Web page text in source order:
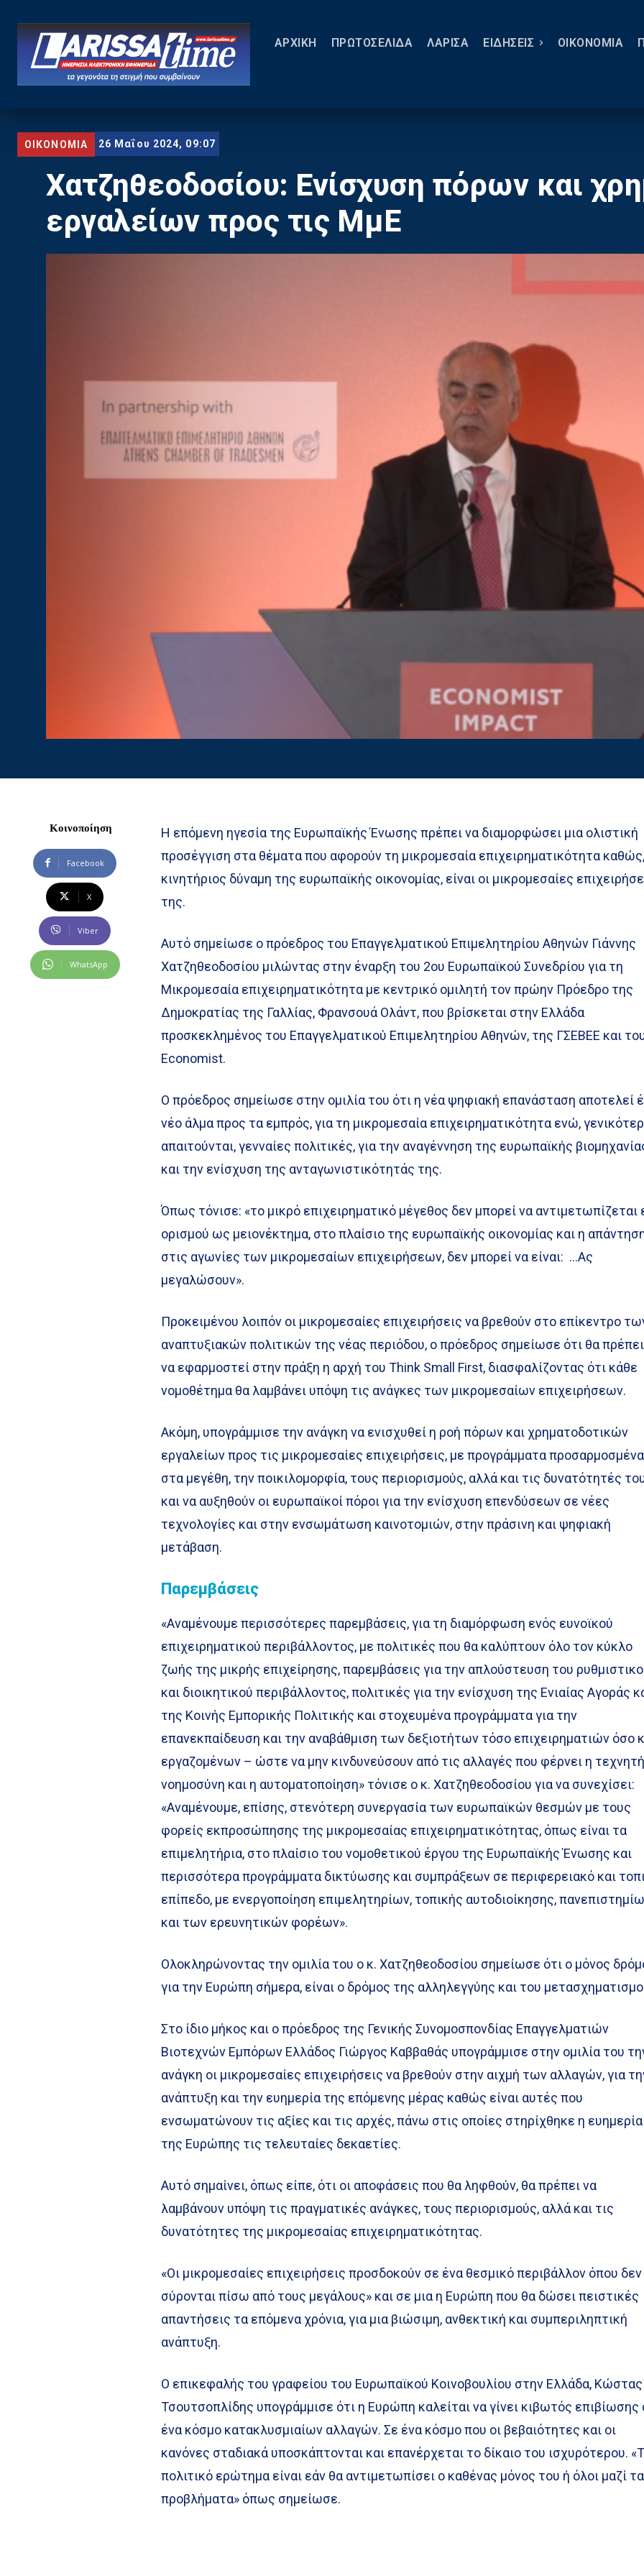
ΑΡΧΙΚΗ ΠΡΩΤΟΣΕΛΙΔΑ ΛΑΡΙΣΑ ΕΙΔΗΣΕΙΣ ΟΙΚΟΝΟΜΙΑ
ΟΙΚΟΝΟΜΙΑ 26 Μαΐου 2024, 09:07
Χατζηθεοδοσίου: Ενίσχυση πόρων και
εργαλείων προς τις ΜμΕ
Κοινοποίηση
Facebook
X
Viber
WhatsApp
Η επόμενη ηγεσία της Ευρωπαϊκής Ένωσης πρέπει να διαμορφώσει μια ολιστική
προσέγγιση στα θέματα που αφορούν τη μικρομεσαία επιχειρηματικότητα καθώς,
κινητήριος δύναμη της ευρωπαϊκής οικονομίας, είναι οι μικρομεσαίες
της.
Αυτό σημείωσε ο πρόεδρος του Επαγγελματικού Επιμελητηρίου Αθηνών Γιάννης
Χατζηθεοδοσίου μιλώντας στην έναρξη του 2ου Ευρωπαϊκού Συνεδρίου για τη
Μικρομεσαία επιχειρηματικότητα με κεντρικό ομιλητή τον πρώην Πρόεδρο της
Δημοκρατίας της Γαλλίας, Φρανσουά Ολάντ, που βρίσκεται στην Ελλάδα
προσκεκλημένος του Επαγγελματικού Επιμελητηρίου Αθηνών, της ΓΣΕΒΕΕ και
Economist.
Ο πρόεδρος σημείωσε στην ομιλία του ότι η νέα ψηφιακή επανάσταση αποτελεί
νέο άλμα προς τα εμπρός, για τη μικρομεσαία επιχειρηματικότητα ενώ,
απαιτούνται, γενναίες πολιτικές, για την αναγέννηση της ευρωπαϊκής
και την ενίσχυση της ανταγωνιστικότητάς της.
Όπως τόνισε: «το μικρό επιχειρηματικό μέγεθος δεν μπορεί να αντιμετωπίζεται
ορισμού ως μειονέκτημα, στο πλαίσιο της ευρωπαϊκής οικονομίας και η
στις αγωνίες των μικρομεσαίων επιχειρήσεων, δεν μπορεί να είναι: …Ας
μεγαλώσουν».
Προκειμένου λοιπόν οι μικρομεσαίες επιχειρήσεις να βρεθούν στο επίκεντρο
αναπτυξιακών πολιτικών της νέας περιόδου, ο πρόεδρος σημείωσε ότι θα πρέπει
να εφαρμοστεί στην πράξη η αρχή του Think Small First, διασφαλίζοντας ότι κάθε
νομοθέτημα θα λαμβάνει υπόψη τις ανάγκες των μικρομεσαίων επιχειρήσεων.
Ακόμη, υπογράμμισε την ανάγκη να ενισχυθεί η ροή πόρων και χρηματοδοτικών
εργαλείων προς τις μικρομεσαίες επιχειρήσεις, με προγράμματα προσαρμοσμένα
στα μεγέθη, την ποικιλομορφία, τους περιορισμούς, αλλά και τις δυνατότητές
και να αυξηθούν οι ευρωπαϊκοί πόροι για την ενίσχυση επενδύσεων σε νέες
τεχνολογίες και στην ενσωμάτωση καινοτομιών, στην πράσινη και ψηφιακή
μετάβαση.
Παρεμβάσεις
«Αναμένουμε περισσότερες παρεμβάσεις, για τη διαμόρφωση ενός ευνοϊκού
επιχειρηματικού περιβάλλοντος, με πολιτικές που θα καλύπτουν όλο τον κύκλο
ζωής της μικρής επιχείρησης, παρεμβάσεις για την απλούστευση του
και διοικητικού περιβάλλοντος, πολιτικές για την ενίσχυση της Ενιαίας Αγοράς
της Κοινής Εμπορικής Πολιτικής και στοχευμένα προγράμματα για την
επανεκπαίδευση και την αναβάθμιση των δεξιοτήτων τόσο επιχειρηματιών όσο
εργαζομένων – ώστε να μην κινδυνεύσουν από τις αλλαγές που φέρνει η τεχνητή
νοημοσύνη και η αυτοματοποίηση» τόνισε ο κ. Χατζηθεοδοσίου για να συνεχίσει:
«Αναμένουμε, επίσης, στενότερη συνεργασία των ευρωπαϊκών θεσμών με τους
φορείς εκπροσώπησης της μικρομεσαίας επιχειρηματικότητας, όπως είναι τα
επιμελητήρια, στο πλαίσιο του νομοθετικού έργου της Ευρωπαϊκής Ένωσης και
περισσότερα προγράμματα δικτύωσης και συμπράξεων σε περιφερειακό και
επίπεδο, με ενεργοποίηση επιμελητηρίων, τοπικής αυτοδιοίκησης,
και των ερευνητικών φορέων».
Ολοκληρώνοντας την ομιλία του ο κ. Χατζηθεοδοσίου σημείωσε ότι ο μόνος
για την Ευρώπη σήμερα, είναι ο δρόμος της αλληλεγγύης και του
Στο ίδιο μήκος και ο πρόεδρος της Γενικής Συνομοσπονδίας Επαγγελματιών
Βιοτεχνών Εμπόρων Ελλάδος Γιώργος Καββαθάς υπογράμμισε στην ομιλία του
ανάγκη οι μικρομεσαίες επιχειρήσεις να βρεθούν στην αιχμή των αλλαγών, για
ανάπτυξη και την ευημερία της επόμενης μέρας καθώς είναι αυτές που
ενσωματώνουν τις αξίες και τις αρχές, πάνω στις οποίες στηρίχθηκε η ευημερία
της Ευρώπης τις τελευταίες δεκαετίες.
Αυτό σημαίνει, όπως είπε, ότι οι αποφάσεις που θα ληφθούν, θα πρέπει να
λαμβάνουν υπόψη τις πραγματικές ανάγκες, τους περιορισμούς, αλλά και τις
δυνατότητες της μικρομεσαίας επιχειρηματικότητας.
«Οι μικρομεσαίες επιχειρήσεις προσδοκούν σε ένα θεσμικό περιβάλλον όπου
σύρονται πίσω από τους μεγάλους» και σε μια η Ευρώπη που θα δώσει πειστικές
απαντήσεις τα επόμενα χρόνια, για μια βιώσιμη, ανθεκτική και συμπεριληπτική
ανάπτυξη.
Ο επικεφαλής του γραφείου του Ευρωπαϊκού Κοινοβουλίου στην Ελλάδα, Κώστας
Τσουτσοπλίδης υπογράμμισε ότι η Ευρώπη καλείται να γίνει κιβωτός επιβίωσης
ένα κόσμο κατακλυσμιαίων αλλαγών. Σε ένα κόσμο που οι βεβαιότητες και οι
κανόνες σταδιακά υποσκάπτονται και επανέρχεται το δίκαιο του ισχυρότερου.
πολιτικό ερώτημα είναι εάν θα αντιμετωπίσει ο καθένας μόνος του ή όλοι μαζί τα
προβλήματα» όπως σημείωσε.